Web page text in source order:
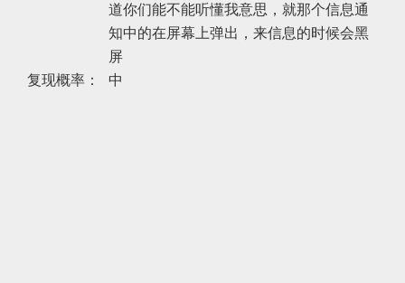
道你们能不能听懂我意思，就那个信息通
知中的在屏幕上弹出，来信息的时候会黑
屏
复现概率：
中